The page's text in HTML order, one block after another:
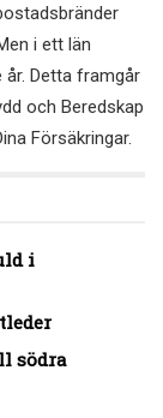
i ett län
Detta framgår
och Beredskap
Försäkringar.
i
södra